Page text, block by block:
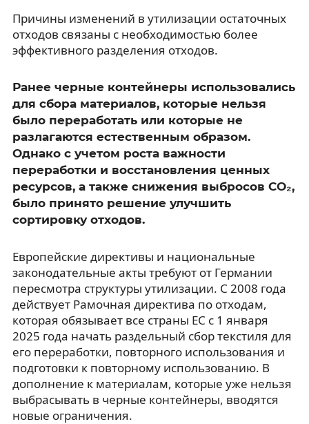
Причины изменений в утилизации остаточных
отходов связаны с необходимостью более
эффективного разделения отходов.
Ранее черные контейнеры использовались
для сбора материалов, которые нельзя
было переработать или которые не
разлагаются естественным образом.
Однако с учетом роста важности
переработки и восстановления ценных
ресурсов, а также снижения выбросов CO₂,
было принято решение улучшить
сортировку отходов.
Европейские директивы и национальные
законодательные акты требуют от Германии
пересмотра структуры утилизации. С 2008 года
действует Рамочная директива по отходам,
которая обязывает все страны ЕС с 1 января
2025 года начать раздельный сбор текстиля для
его переработки, повторного использования и
подготовки к повторному использованию. В
дополнение к материалам, которые уже нельзя
выбрасывать в черные контейнеры, вводятся
новые ограничения.